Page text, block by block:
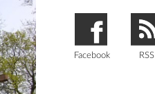
Facebook RSS